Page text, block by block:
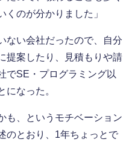
くのが分かりました」
ない会社だったので、自分
提案したり、見積もりや請
SE・プログラミング以
になった。
も、というモチベーション
のとおり、1年ちょっとで